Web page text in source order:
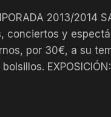
2013/2014
conciertos y
por 30€, a su